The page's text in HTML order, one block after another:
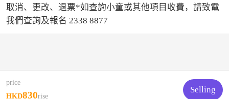
取消、更改、退票*如查詢小童或其他項目收費，請致電
我們查詢及報名 2338 8877
price
HKD830rise
Selling